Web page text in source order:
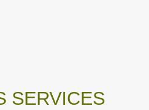
SERVICES